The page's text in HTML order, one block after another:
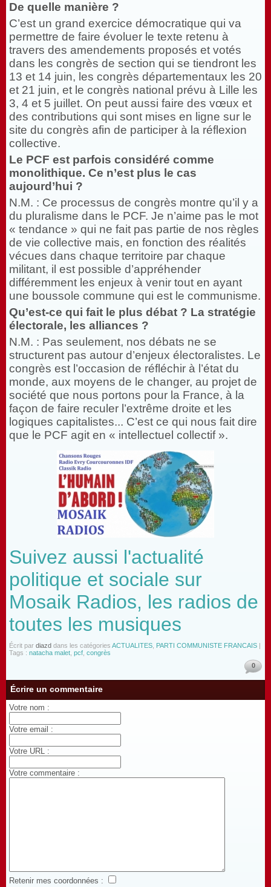
De quelle manière ?
C’est un grand exercice démocratique qui va
permettre de faire évoluer le texte retenu à
travers des amendements proposés et votés
dans les congrès de section qui se tiendront les
13 et 14 juin, les congrès départementaux les 20
et 21 juin, et le congrès national prévu à Lille les
3, 4 et 5 juillet. On peut aussi faire des vœux et
des contributions qui sont mises en ligne sur le
site du congrès afin de participer à la réflexion
collective.
Le PCF est parfois considéré comme
monolithique. Ce n’est plus le cas
aujourd’hui ?
N.M. : Ce processus de congrès montre qu’il y a
du pluralisme dans le PCF. Je n’aime pas le mot
« tendance » qui ne fait pas partie de nos règles
de vie collective mais, en fonction des réalités
vécues dans chaque territoire par chaque
militant, il est possible d’appréhender
différemment les enjeux à venir tout en ayant
une boussole commune qui est le communisme.
Qu’est-ce qui fait le plus débat ? La stratégie
électorale, les alliances ?
N.M. : Pas seulement, nos débats ne se
structurent pas autour d’enjeux électoralistes. Le
congrès est l’occasion de réfléchir à l’état du
monde, aux moyens de le changer, au projet de
société que nous portons pour la France, à la
façon de faire reculer l’extrême droite et les
logiques capitalistes... C’est ce qui nous fait dire
que le PCF agit en « intellectuel collectif ».
Suivez aussi l'actualité
politique et sociale sur
Mosaik Radios, les radios de
toutes les musiques
Écrit par diazd dans les catégories ACTUALITES PARTI COMMUNISTE FRANCAIS
Tags : natacha malet pcf congrès
0
Écrire un commentaire
Votre nom :
Votre email :
Votre URL :
Votre commentaire :
Retenir mes coordonnées :